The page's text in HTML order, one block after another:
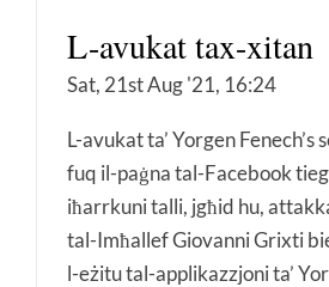
L-avukat tax-xitan
Sat, 21st Aug '21, 16:24
L-avukat ta’ Yorgen Fenech’s
fuq il-paġna tal-Facebook
iħarrkuni talli, jgħid hu,
tal-Imħallef Giovanni Grixti
l-eżitu tal-applikazzjoni ta’